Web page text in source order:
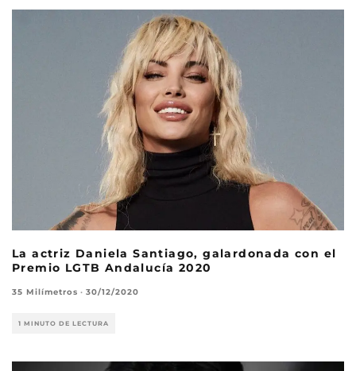
La actriz Daniela Santiago, galardonada con el
Premio LGTB Andalucía 2020
35 Milímetros · 30/12/2020
1 MINUTO DE LECTURA